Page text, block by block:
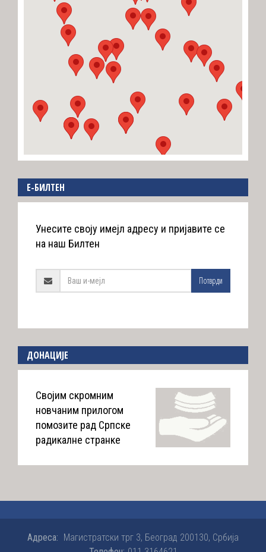
E-БИЛТЕН
Унесите своју имејл адресу и пријавите се
на наш Билтен
Потврди
ДОНАЦИЈЕ
Својим скромним
новчаним прилогом
помозите рад Српске
радикалне странке
Адреса: Магистратски трг 3, Београд 200130, Србија